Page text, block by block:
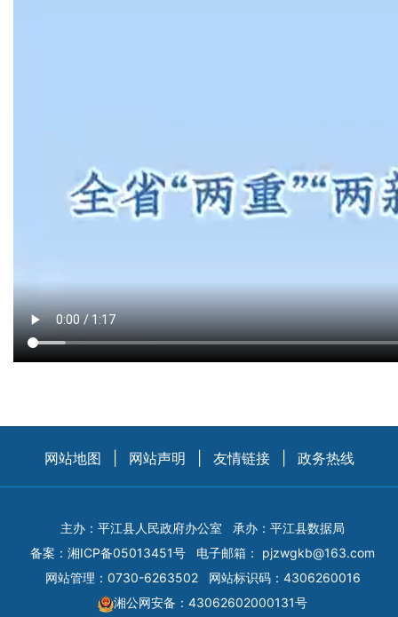
网站地图 网站声明 友情链接 政务热线
主办：平江县人民政府办公室
承办：平江县数据局
备案： 湘ICP备05013451号 电子邮箱： pjzwgkb@163.com
网站管理：0730-6263502
网站标识码：4306260016
湘公网安备：43062602000131号